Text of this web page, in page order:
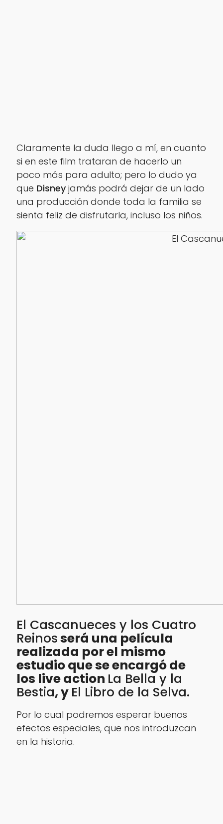
Claramente la duda llego a mí, en cuanto
si en este film trataran de hacerlo un
poco más para adulto; pero lo dudo ya
que Disneyjamás podrá dejar de un lado
una producción donde toda la familia se
sienta feliz de disfrutarla, incluso los niños.
El Cascanueces y los Cuatro
Reinosserá una película
realizada por el mismo
estudio que se encargó de
los live action La Bella y la
Bestia, y El Libro de la Selva.
Por lo cual podremos esperar buenos
efectos especiales, que nos introduzcan
en la historia.